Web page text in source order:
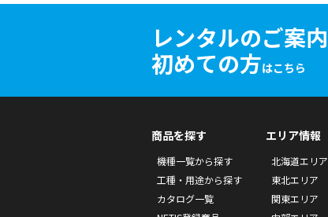
レンタルのご案内
初めての方はこちら
商品を探す
機種一覧から探す
工種・用途から探す
カタログ一覧
エリア情報
北海道エリア
東北エリア
関東エリア